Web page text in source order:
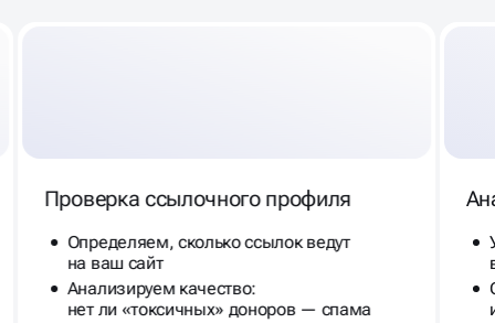
Проверка ссылочного профиля
Определяем, сколько ссылок ведут
на ваш сайт
Анализируем качество:
нет ли «токсичных» доноров — спама